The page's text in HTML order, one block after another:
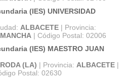
(IES) UNIVERSIDAD
ALBACETE | Provincia:
| Código Postal: 02006
(IES) MAESTRO JUAN
RODA (LA) | Provincia: ALBACETE |
Postal: 02630